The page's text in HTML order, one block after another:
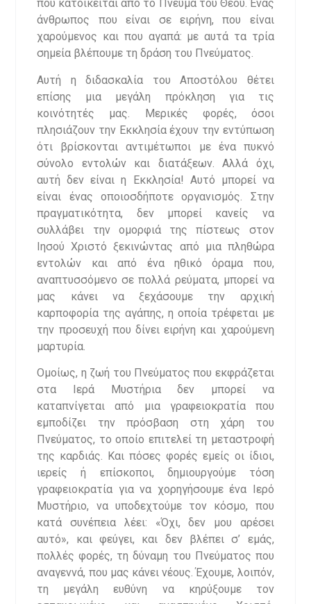
που κατοικείται από το Πνεύμα του Θεού. Ένας
άνθρωπος που είναι σε ειρήνη, που είναι
χαρούμενος και που αγαπά: με αυτά τα τρία
σημεία βλέπουμε τη δράση του Πνεύματος.
Αυτή η διδασκαλία του Αποστόλου θέτει
επίσης μια μεγάλη πρόκληση για τις
κοινότητές μας. Μερικές φορές, όσοι
πλησιάζουν την Εκκλησία έχουν την εντύπωση
ότι βρίσκονται αντιμέτωποι με ένα πυκνό
σύνολο εντολών και διατάξεων. Αλλά όχι,
αυτή δεν είναι η Εκκλησία! Αυτό μπορεί να
είναι ένας οποιοσδήποτε οργανισμός. Στην
πραγματικότητα, δεν μπορεί κανείς να
συλλάβει την ομορφιά της πίστεως στον
Ιησού Χριστό ξεκινώντας από μια πληθώρα
εντολών και από ένα ηθικό όραμα που,
αναπτυσσόμενο σε πολλά ρεύματα, μπορεί να
μας κάνει να ξεχάσουμε την αρχική
καρποφορία της αγάπης, η οποία τρέφεται με
την προσευχή που δίνει ειρήνη και χαρούμενη
μαρτυρία.
Ομοίως, η ζωή του Πνεύματος που εκφράζεται
στα Ιερά Μυστήρια δεν μπορεί να
καταπνίγεται από μια γραφειοκρατία που
εμποδίζει την πρόσβαση στη χάρη του
Πνεύματος, το οποίο επιτελεί τη μεταστροφή
της καρδιάς. Και πόσες φορές εμείς οι ίδιοι,
ιερείς ή επίσκοποι, δημιουργούμε τόση
γραφειοκρατία για να χορηγήσουμε ένα Ιερό
Μυστήριο, να υποδεχτούμε τον κόσμο, που
κατά συνέπεια λέει: «Όχι, δεν μου αρέσει
αυτό», και φεύγει, και δεν βλέπει σ’ εμάς,
πολλές φορές, τη δύναμη του Πνεύματος που
αναγεννά, που μας κάνει νέους. Έχουμε, λοιπόν,
τη μεγάλη ευθύνη να κηρύξουμε τον